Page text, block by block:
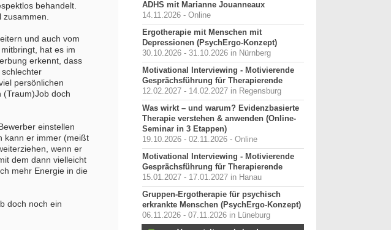
behandelt.
und auch vom
hat es im
erkennt, dass
persönlichen
(Traum)Job doch
einstellen
kann er immer (meißt
wenn er
dem dann vielleicht
mehr Energie in die
doch noch ein
ADHS mit Marianne Jouanneaux
14.11.2026 - Online
Ergotherapie mit Menschen mit
Depressionen (PsychErgo-Konzept)
30.10.2026 - 31.10.2026 in Nürnberg
Motivational Interviewing - Motivierende
Gesprächsführung für Therapierende
12.02.2027 - 14.02.2027 in Regensburg
Was wirkt – und warum? Evidenzbasierte
Therapie verstehen & anwenden (Online-
Seminar in 3 Etappen)
19.10.2026 - 02.11.2026 - Online
Motivational Interviewing - Motivierende
Gesprächsführung für Therapierende
15.01.2027 - 17.01.2027 in Hanau
Gruppen-Ergotherapie für psychisch
erkrankte Menschen (PsychErgo-Konzept)
06.11.2026 - 07.11.2026 in Lüneburg